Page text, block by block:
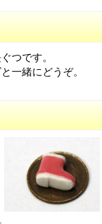
つです。
一緒にどうぞ。